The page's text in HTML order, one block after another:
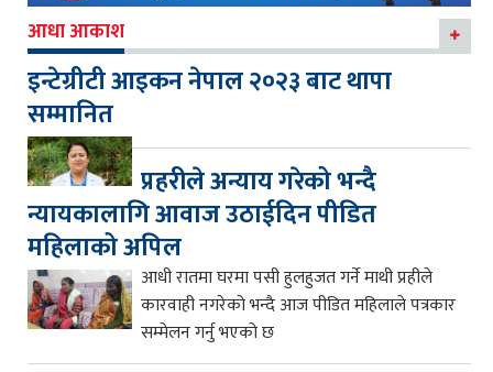
आधा आकाश
इन्टेग्रीटी आइकन नेपाल २०२३ बाट थापा
सम्मानित
प्रहरीले अन्याय गरेको भन्दै
न्यायकालागि आवाज उठाईदिन पीडित
महिलाको अपिल
आधी रातमा घरमा पसी हुलहुजत गर्ने माथी प्रहीले
कारवाही नगरेको भन्दै आज पीडित महिलाले पत्रकार
सम्मेलन गर्नु भएको छ